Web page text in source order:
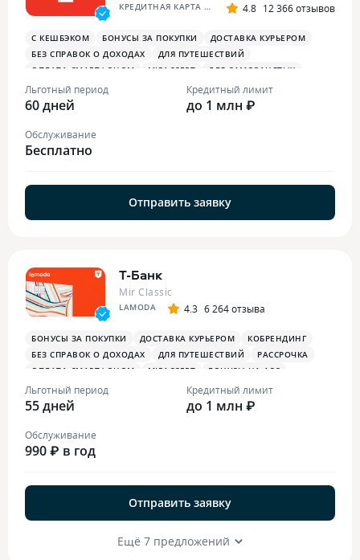
КРЕДИТНАЯ КАРТА АЛЬФА-БАНКА 4.8 12 366 отзывов
С КЕШБЭКОМ БОНУСЫ ЗА ПОКУПКИ
ДОСТАВКА КУРЬЕРОМ
БЕЗ СПРАВОК О ДОХОДАХ
ДЛЯ ПУТЕШЕСТВИЙ
ОПЛАТА СМАРТФОНОМ
MIRACCEPT
ДЛЯ САМОЗАНЯТЫХ
ПЛАТЕЖНЫЙ СТИКЕР
Льготный период
60 дней
Кредитный лимит
до 1 млн ₽
Обслуживание
Бесплатно
Отправить заявку
Т-Банк
Mir Classic
LAMODA 4.3 6 264 отзыва
БОНУСЫ ЗА ПОКУПКИ ДОСТАВКА КУРЬЕРОМ
КОБРЕНДИНГ
БЕЗ СПРАВОК О ДОХОДАХ
ДЛЯ ПУТЕШЕСТВИЙ
РАССРОЧКА
ОПЛАТА СМАРТФОНОМ
MIRACCEPT
БОНУСЫ НА АЗС
БОНУСЫ В РЕСТОРАНАХ
ПЛАТЕЖНЫЙ СТИКЕР
Льготный период
55 дней
Кредитный лимит
до 1 млн ₽
Обслуживание
990 ₽ в год
Отправить заявку
Ещё 7 предложений